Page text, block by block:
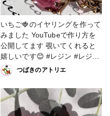
いちご🍓のイヤリングを作って
みました YouTubeで作り方を
公開してます 覗いてくれると
嬉しいです😊 #レジン #レジン
アクセサリー #レジンいちご #
レジン好きな方と繋がりたい
つばきのアトリエ